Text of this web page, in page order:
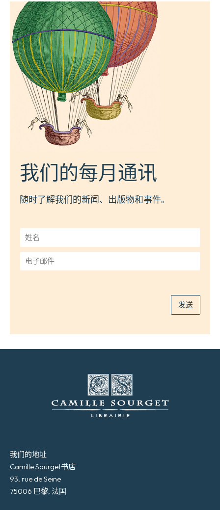
我们的每月通讯
随时了解我们的新闻、出版物和事件。
姓
名
*
子
发送
我们的地址
Camille Sourget书店
93, rue de Seine
75006 巴黎, 法国